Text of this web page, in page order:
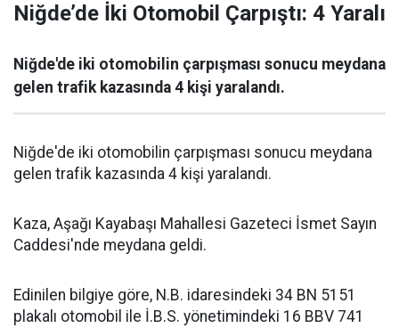
Niğde’de İki Otomobil Çarpıştı: 4 Yaralı
Niğde'de iki otomobilin çarpışması sonucu meydana
gelen trafik kazasında 4 kişi yaralandı.
Niğde'de iki otomobilin çarpışması sonucu meydana
gelen trafik kazasında 4 kişi yaralandı.
Kaza, Aşağı Kayabaşı Mahallesi Gazeteci İsmet Sayın
Caddesi'nde meydana geldi.
Edinilen bilgiye göre, N.B. idaresindeki 34 BN 5151
plakalı otomobil ile İ.B.S. yönetimindeki 16 BBV 741